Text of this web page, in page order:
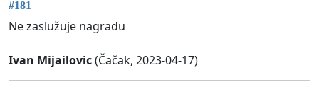
#181
Ne zaslužuje nagradu
Ivan Mijailovic(Čačak, 2023-04-17)